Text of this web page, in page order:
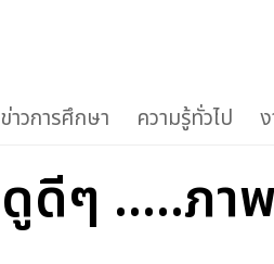
ข่าวการศึกษา ความรู้ทั่วไป
ดูดีๆ .....ภา